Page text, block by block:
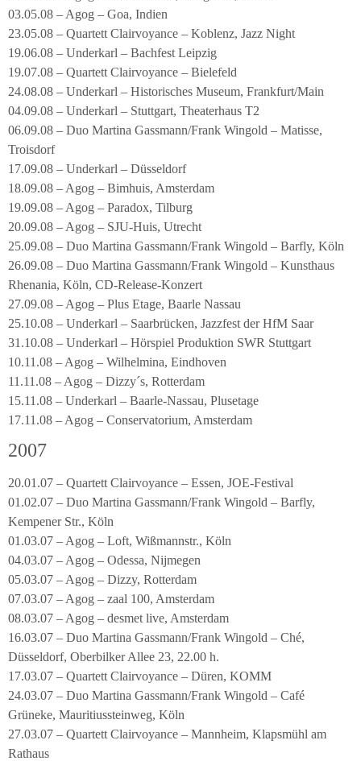
03.05.08 – Agog – Goa, Indien
23.05.08 – Quartett Clairvoyance – Koblenz, Jazz Night
19.06.08 – Underkarl – Bachfest Leipzig
19.07.08 – Quartett Clairvoyance – Bielefeld
24.08.08 – Underkarl – Historisches Museum, Frankfurt/Main
04.09.08 – Underkarl – Stuttgart, Theaterhaus T2
06.09.08 – Duo Martina Gassmann/Frank Wingold – Matisse,
Troisdorf
17.09.08 – Underkarl – Düsseldorf
18.09.08 – Agog – Bimhuis, Amsterdam
19.09.08 – Agog – Paradox, Tilburg
20.09.08 – Agog – SJU-Huis, Utrecht
25.09.08 – Duo Martina Gassmann/Frank Wingold – Barfly, Köln
26.09.08 – Duo Martina Gassmann/Frank Wingold – Kunsthaus
Rhenania, Köln, CD-Release-Konzert
27.09.08 – Agog – Plus Etage, Baarle Nassau
25.10.08 – Underkarl – Saarbrücken, Jazzfest der HfM Saar
31.10.08 – Underkarl – Hörspiel Produktion SWR Stuttgart
10.11.08 – Agog – Wilhelmina, Eindhoven
11.11.08 – Agog – Dizzy´s, Rotterdam
15.11.08 – Underkarl – Baarle-Nassau, Plusetage
17.11.08 – Agog – Conservatorium, Amsterdam
2007
20.01.07 – Quartett Clairvoyance – Essen, JOE-Festival
01.02.07 – Duo Martina Gassmann/Frank Wingold – Barfly,
Kempener Str., Köln
01.03.07 – Agog – Loft, Wißmannstr., Köln
04.03.07 – Agog – Odessa, Nijmegen
05.03.07 – Agog – Dizzy, Rotterdam
07.03.07 – Agog – zaal 100, Amsterdam
08.03.07 – Agog – desmet live, Amsterdam
16.03.07 – Duo Martina Gassmann/Frank Wingold – Ché,
Düsseldorf, Oberbilker Allee 23, 22.00 h.
17.03.07 – Quartett Clairvoyance – Düren, KOMM
24.03.07 – Duo Martina Gassmann/Frank Wingold – Café
Grüneke, Mauritiussteinweg, Köln
27.03.07 – Quartett Clairvoyance – Mannheim, Klapsmühl am
Rathaus